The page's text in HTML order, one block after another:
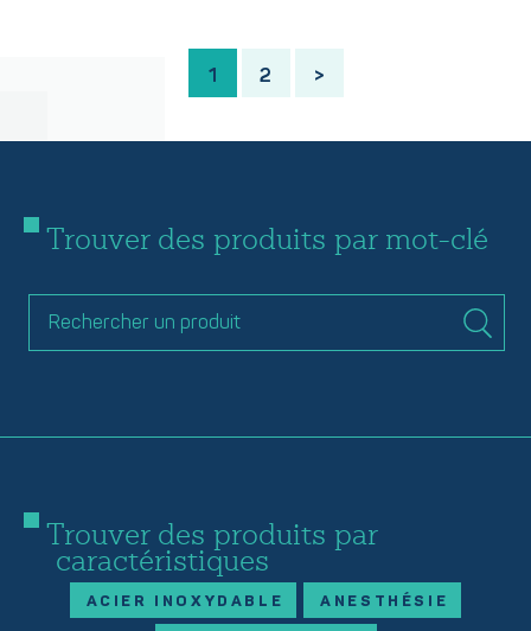
1 2 >
Trouver des produits par mot-clé
Trouver des produits par
caractéristiques
ACIER INOXYDABLE ANESTHÉSIE